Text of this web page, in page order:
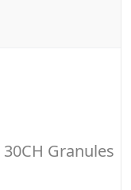
30CH Granules